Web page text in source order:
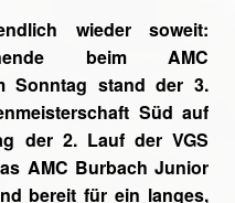
wieder soweit:
beim AMC
Sonntag stand der 3.
Süd auf
der 2. Lauf der VGS
AMC Burbach Junior
bereit für ein langes,